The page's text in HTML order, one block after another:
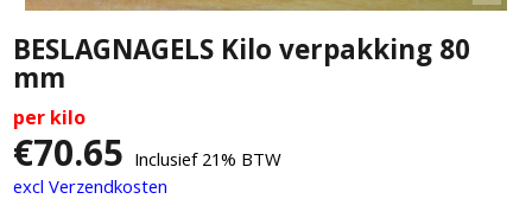
BESLAGNAGELS Kilo verpakking 80
mm
per kilo
€70.65 Inclusief 21% BTW
excl Verzendkosten